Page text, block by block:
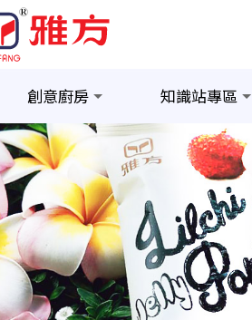
創意廚房 知識站專區